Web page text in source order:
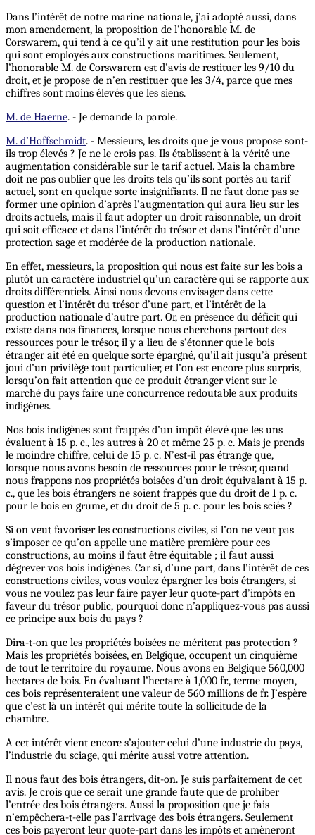
Dans l’intérêt de notre marine nationale, j’ai adopté aussi, dans
mon amendement, la proposition de l’honorable M. de
Corswarem, qui tend à ce qu’il y ait une restitution pour les bois
qui sont employés aux constructions maritimes. Seulement,
l’honorable M. de Corswarem est d’avis de restituer les 9/10 du
droit, et je propose de n’en restituer que les 3/4, parce que mes
chiffres sont moins élevés que les siens.
M. de Haerne. - Je demande la parole.
M. d’Hoffschmidt. - Messieurs, les droits que je vous propose sont-
ils trop élevés ? Je ne le crois pas. Ils établissent à la vérité une
augmentation considérable sur le tarif actuel. Mais la chambre
doit ne pas oublier que les droits tels qu’ils sont portés au tarif
actuel, sont en quelque sorte insignifiants. Il ne faut donc pas se
former une opinion d’après l’augmentation qui aura lieu sur les
droits actuels, mais il faut adopter un droit raisonnable, un droit
qui soit efficace et dans l’intérêt du trésor et dans l’intérêt d’une
protection sage et modérée de la production nationale.
En effet, messieurs, la proposition qui nous est faite sur les bois a
plutôt un caractère industriel qu’un caractère qui se rapporte aux
droits différentiels. Ainsi nous devons envisager dans cette
question et l’intérêt du trésor d’une part, et l’intérêt de la
production nationale d’autre part. Or, en présence du déficit qui
existe dans nos finances, lorsque nous cherchons partout des
ressources pour le trésor, il y a lieu de s’étonner que le bois
étranger ait été en quelque sorte épargné, qu’il ait jusqu’à présent
joui d’un privilège tout particulier, et l’on est encore plus surpris,
lorsqu’on fait attention que ce produit étranger vient sur le
marché du pays faire une concurrence redoutable aux produits
indigènes.
Nos bois indigènes sont frappés d’un impôt élevé que les uns
évaluent à 15 p. c., les autres à 20 et même 25 p. c. Mais je prends
le moindre chiffre, celui de 15 p. c. N’est-il pas étrange que,
lorsque nous avons besoin de ressources pour le trésor, quand
nous frappons nos propriétés boisées d’un droit équivalant à 15 p.
c., que les bois étrangers ne soient frappés que du droit de 1 p. c.
pour le bois en grume, et du droit de 5 p. c. pour les bois sciés ?
Si on veut favoriser les constructions civiles, si l’on ne veut pas
s’imposer ce qu’on appelle une matière première pour ces
constructions, au moins il faut être équitable ; il faut aussi
dégrever vos bois indigènes. Car si, d’une part, dans l’intérêt de ces
constructions civiles, vous voulez épargner les bois étrangers, si
vous ne voulez pas leur faire payer leur quote-part d’impôts en
faveur du trésor public, pourquoi donc n’appliquez-vous pas aussi
ce principe aux bois du pays ?
Dira-t-on que les propriétés boisées ne méritent pas protection ?
Mais les propriétés boisées, en Belgique, occupent un cinquième
de tout le territoire du royaume. Nous avons en Belgique 560,000
hectares de bois. En évaluant l’hectare à 1,000 fr., terme moyen,
ces bois représenteraient une valeur de 560 millions de fr. J’espère
que c’est là un intérêt qui mérite toute la sollicitude de la
chambre.
A cet intérêt vient encore s’ajouter celui d’une industrie du pays,
l’industrie du sciage, qui mérite aussi votre attention.
Il nous faut des bois étrangers, dit-on. Je suis parfaitement de cet
avis. Je crois que ce serait une grande faute que de prohiber
l’entrée des bois étrangers. Aussi la proposition que je fais
n’empêchera-t-elle pas l’arrivage des bois étrangers. Seulement
ces bois payeront leur quote-part dans les impôts et amèneront